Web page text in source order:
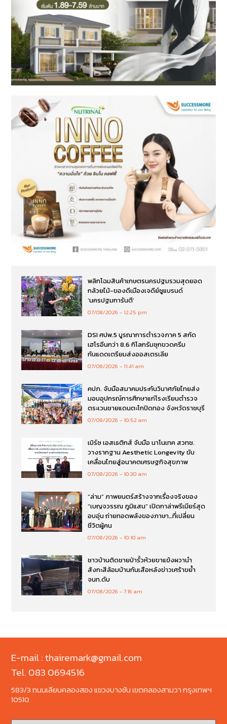
พลิกโฉมสินค้าเกษตรนครปฐมรวมสุดยอด
กล้วยไม้-ของดีเมืองเจดีย์ชูแบรนด์
‘นครปฐมการันตี’
07/08/2026 12:25 pm
DSI ศปพ.5 บูรณาการตำรวจภาค 5 สกัด
เฮโรอีนกว่า 8.6 กิโลกรัมซุกขวดครีม
กันแดดเตรียมส่งออสเตรเลีย
07/08/2026 11:41 am
คปภ. จับมือสมาคมประกันวินาศภัยไทยส่ง
มอบอุปกรณ์การศึกษาแก่โรงเรียนตำรวจ
ตระเวนชายแดนตะโกปิดทอง จังหวัดราชบุรี
07/08/2026 10:52 am
เมิร์ซ เอสเธติกส์ จับมือ นาโนเทค สวทช.
วางรากฐาน Aesthetic Longevity ขับ
เคลื่อนไทยสู่อนาคตเศรษฐกิจสุขภาพ
07/08/2026 10:30 am
“ล่าม” ภาพยนตร์สร้างจากเรื่องจริงของ
“เบญจวรรณ ภูมิแสน” เปิดกาล่าพรีเมียร์สุด
อบอุ่น ถ่ายทอดพลังของภาษา…ที่เปลี่ยน
ชีวิตผู้คน
07/08/2026 10:10 am
ชาวบ้านติดชายป่ารั้วห้วยขาแข้งผวานำ
สังกะสีล้อมบ้านกันเสือหลังข่าวเศร้าขย้ำ
จนท.ดับ
07/08/2026 7:16 am
E-mail : thairemark@gmail.com
Tel. 083 0694516
583/3 ถนนเลียบคลองสอง แขวงบางชัน เขตคลองสามวา กรุงเทพฯ
10510